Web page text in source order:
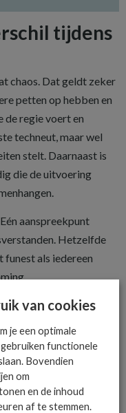
tijdens
chaos. Dat geldt zeker
petten op hebben en
de regie voert en
techneut, maar wel
stelt. Daarnaast is
die de uitvoering
aanspreekpunt
Hetzelfde
funest als iedereen
maar is cruciaal.
voor evaluatie,
Dat is geen
professioneel
van cookies
je een optimale
functionele
Bovendien
om
en de inhoud
af te stemmen.